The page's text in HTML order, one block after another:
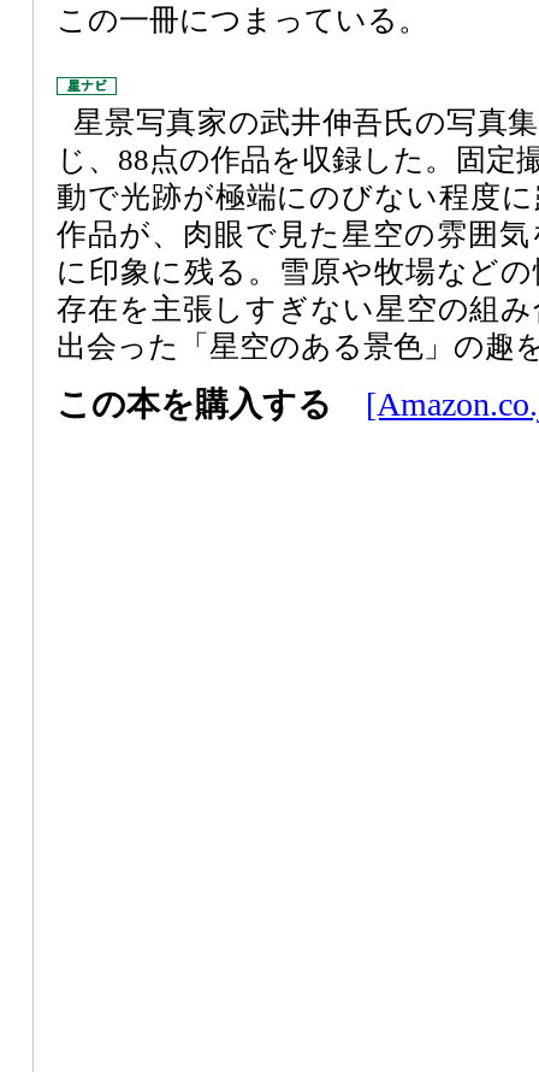
この一冊につまっている。
星景写真家の武井伸吾氏の写真
じ、88点の作品を収録した。固定
動で光跡が極端にのびない程度
作品が、肉眼で見た星空の雰囲
に印象に残る。雪原や牧場など
存在を主張しすぎない星空の組
出会った「星空のある景色」の趣
この本を購入する